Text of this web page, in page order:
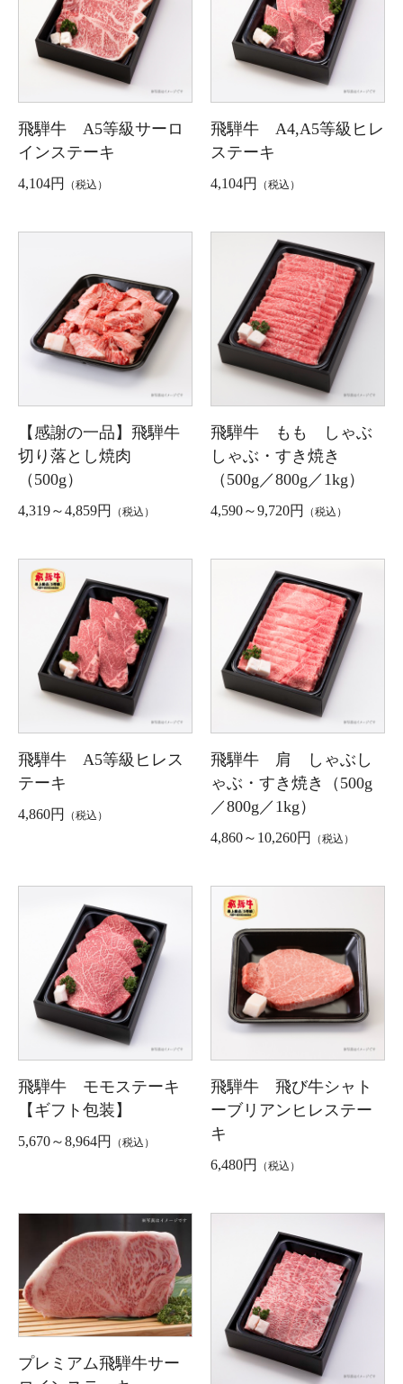
飛騨牛 A5等級サーロ
インステーキ
4,104円 （税込）
飛騨牛 A4,A5等級ヒレ
ステーキ
4,104円 （税込）
【感謝の一品】飛騨牛
切り落とし焼肉
（500g）
4,319～4,859円 （税込）
飛騨牛 もも しゃぶ
しゃぶ・すき焼き
（500g／800g／1kg）
4,590～9,720円 （税込）
飛騨牛 A5等級ヒレス
テーキ
4,860円 （税込）
飛騨牛 肩 しゃぶし
ゃぶ・すき焼き（500g
／800g／1kg）
4,860～10,260円 （税込）
飛騨牛 モモステーキ
【ギフト包装】
5,670～8,964円 （税込）
飛騨牛 飛び牛シャト
ーブリアンヒレステー
キ
6,480円 （税込）
プレミアム飛騨牛サー